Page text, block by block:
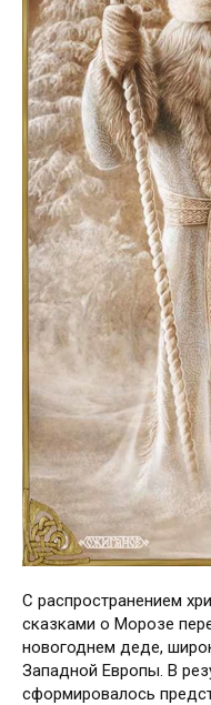
С распространением
сказками о Морозе
новогоднем деде,
Западной Европы. В
сформировалось